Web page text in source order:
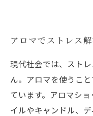
アロマでストレス解
現代社会では、スト
ん。アロマを使うこ
ています。アロマシ
イルやキャンドル、